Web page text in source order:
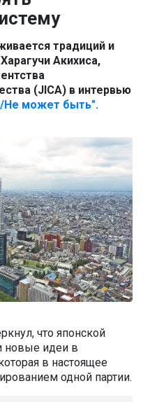
традиций и
Акихиса,
(JICA) в интервью
Не может быть".
что японской
новые идеи в
в настоящее
одной партии.